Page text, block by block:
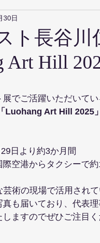
ト長谷川
Art Hill
30日
でご活躍いただいて
「Luohang Art Hill 2025」
29日より約3か月間
際空港からタクシーで
術の現場で活用され
も届いており、代表理
ますのでぜひご注目く